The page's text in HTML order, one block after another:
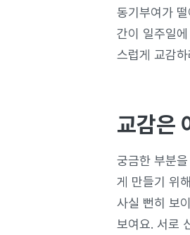
동기부여가
간이 일주일
스럽게 교감
교감은
궁금한 부분
게 만들기 위
사실 뻔히 보
보여요. 서로